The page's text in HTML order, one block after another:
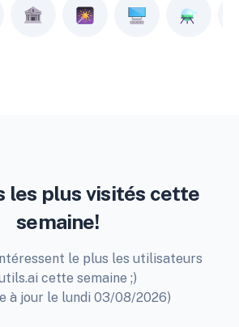
les plus visités cette
semaine!
le plus les utilisateurs
cette semaine ;)
à jour le lundi 03/08/2026)